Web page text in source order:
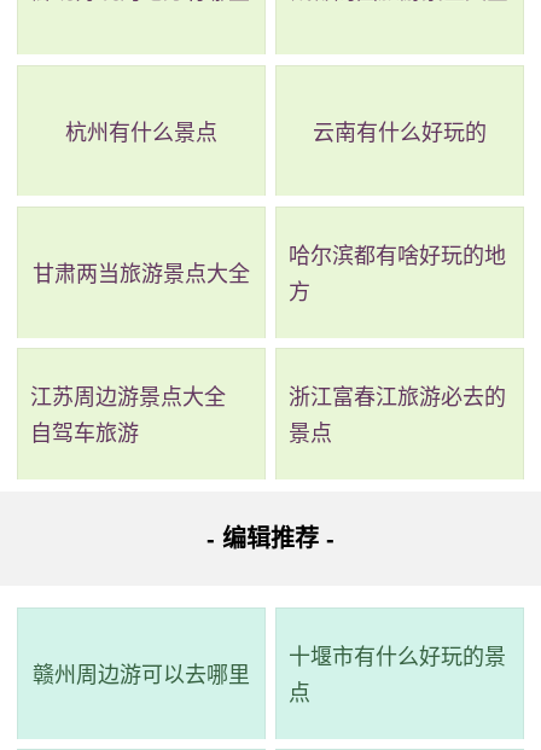
评级：AAA & 省级重点文物保护单位
地址：坂东镇新壶村
圃，合计666个房间。除了规模壮观外，门窗、工艺、雕刻均
观。
杭州有什么景点 云南有什么好玩的
甘肃两当旅游景点大全
哈尔滨都有啥好玩的地
方
江苏周边游景点大全
自驾车旅游
浙江富春江旅游必去的
景点
- 编辑推荐 -
赣州周边游可以去哪里
十堰市有什么好玩的景
点